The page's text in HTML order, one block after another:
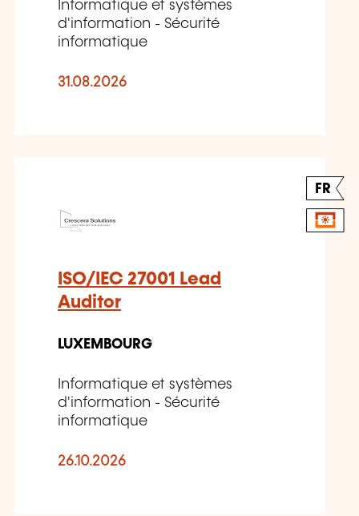
Informatique et systèmes
d'information - Sécurité
informatique
31.08.2026
FR
ISO/IEC 27001 Lead
Auditor
LUXEMBOURG
Informatique et systèmes
d'information - Sécurité
informatique
26.10.2026